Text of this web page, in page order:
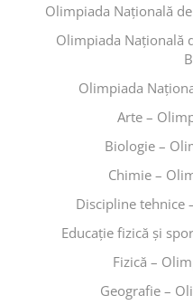
Olimpiada Națională
Olimpiada Națională
Olimpiada
Arte –
Biologie –
Chimie –
Discipline tehnice
Educaţie fizică şi
Fizică –
Geografie –